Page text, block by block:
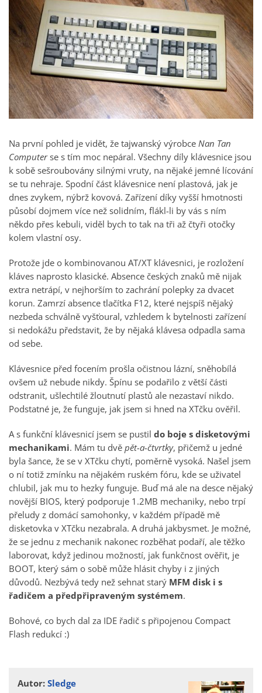
Na první pohled je vidět, že tajwanský výrobceNan Tan
Computerse s tím moc nepáral. Všechny díly klávesnice jsou
k sobě sešroubovány silnými vruty, na nějaké jemné lícování
se tu nehraje. Spodní část klávesnice není plastová, jak je
dnes zvykem, nýbrž kovová. Zařízení díky vyšší hmotnosti
působí dojmem více než solidním, flákl-li by vás s ním
někdo přes kebuli, viděl bych to tak na tři až čtyři otočky
kolem vlastní osy.
Protože jde o kombinovanou AT/XT klávesnici, je rozložení
kláves naprosto klasické. Absence českých znaků mě nijak
extra netrápí, v nejhorším to zachrání polepky za dvacet
korun. Zamrzí absence tlačítka F12, které nejspíš nějaký
nezbeda schválně vyšťoural, vzhledem k bytelnosti zařízení
si nedokážu představit, že by nějaká klávesa odpadla sama
od sebe.
Klávesnice před focením prošla očistnou lázní, sněhobílá
ovšem už nebude nikdy. Špínu se podařilo z větší části
odstranit, ušlechtilé žloutnutí plastů ale nezastaví nikdo.
Podstatné je, že funguje, jak jsem si hned na XTčku ověřil.
A s funkční klávesnicí jsem se pustil do boje s disketovými
mechanikami. Mám tu dvěpět-a-čtvrtky, přičemž u jedné
byla šance, že se v XTčku chytí, poměrně vysoká. Našel jsem
o ní totiž zmínku na nějakém ruském fóru, kde se uživatel
chlubil, jak mu to hezky funguje. Buď má ale na desce nějaký
novější BIOS, který podporuje 1.2MB mechaniky, nebo trpí
přeludy z domácí samohonky, v každém případě mě
disketovka v XTčku nezabrala. A druhá jakbysmet. Je možné,
že se jednu z mechanik nakonec rozběhat podaří, ale těžko
laborovat, když jedinou možností, jak funkčnost ověřit, je
BOOT, který sám o sobě může hlásit chyby i z jiných
důvodů. Nezbývá tedy než sehnat starý MFM disk i s
řadičem a předpřipraveným systémem.
Bohové, co bych dal za IDE řadič s připojenou Compact
Flash redukcí :)
Autor:Sledge